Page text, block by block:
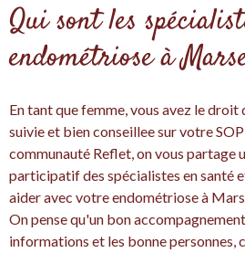
Qui sont les
endométriose à
En tant que femme, vous avez le droit
suivie et bien conseillee sur votre
communauté Reflet, on vous partage
participatif des spécialistes en santé
aider avec votre endométriose à
On pense qu'un bon
informations et les bonne personnes,